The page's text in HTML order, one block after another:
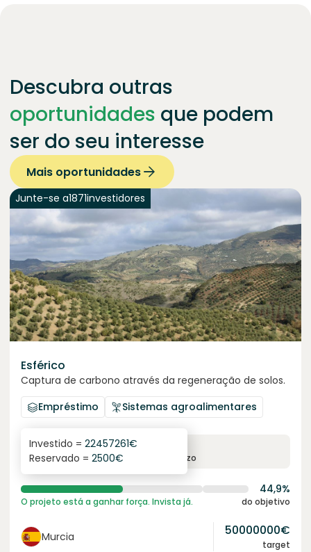
Descubra outras
oportunidades que podem
ser do seu interesse
Mais oportunidades
Junte-se a1871investidores
Esférico
Captura de carbono através da regeneração de solos.
Empréstimo
Sistemas agroalimentares
6.3%
juro anual prazo
Investido = 22457261€
Reservado = 2500€
44,9%
O projeto está a ganhar força. Invista já. do objetivo
Murcia 50000000€
target